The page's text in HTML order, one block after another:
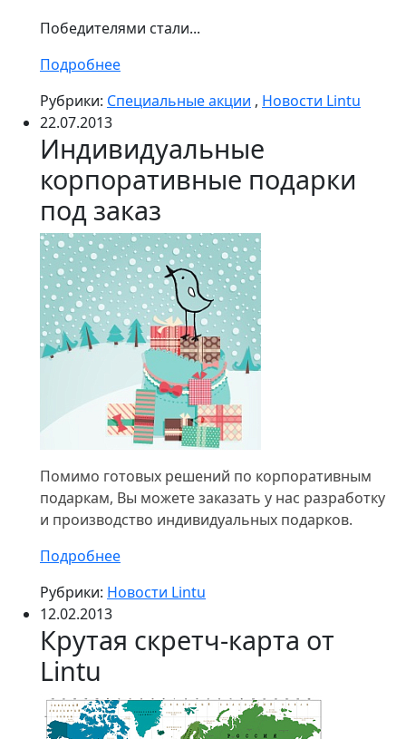
Победителями стали...
Подробнее
Рубрики: Специальные акции , Новости Lintu
22.07.2013
Индивидуальные
корпоративные подарки
под заказ
Помимо готовых решений по корпоративным
подаркам, Вы можете заказать у нас разработку
и производство индивидуальных подарков.
Подробнее
Рубрики: Новости Lintu
12.02.2013
Крутая скретч-карта от
Lintu